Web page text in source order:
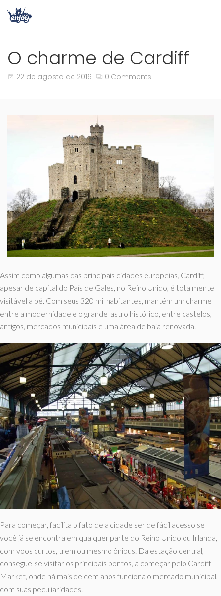
O charme de Cardiff
22 de agosto de 2016 0 Comments
Assim como algumas das principais cidades europeias, Cardiff,
apesar de capital do País de Gales, no Reino Unido, é totalmente
visitável a pé. Com seus 320 mil habitantes, mantém um charme
entre a modernidade e o grande lastro histórico, entre castelos,
antigos, mercados municipais e uma área de baía renovada.
Para começar, facilita o fato de a cidade ser de fácil acesso se
você já se encontra em qualquer parte do Reino Unido ou Irlanda,
com voos curtos, trem ou mesmo ônibus. Da estação central,
consegue-se visitar os principais pontos, a começar pelo Cardiff
Market, onde há mais de cem anos funciona o mercado municipal,
com suas peculiaridades.